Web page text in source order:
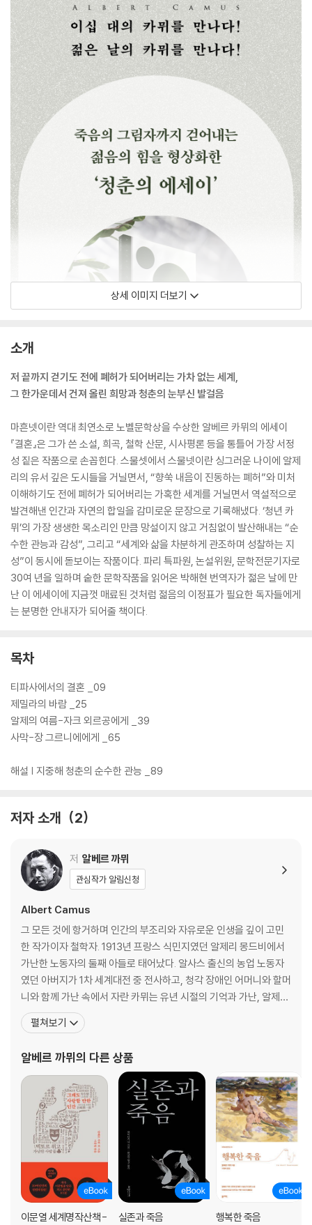
상세 이미지 더보기
소개
저 끝까지 걷기도 전에 폐허가 되어버리는 가차 없는 세계,
그 한가운데서 건져 올린 희망과 청춘의 눈부신 발걸음
마흔넷이란 역대 최연소로 노벨문학상을 수상한 알베르 카뮈의 에세이
『결혼』은 그가 쓴 소설, 희곡, 철학 산문, 시사평론 등을 통틀어 가장 서정
성 짙은 작품으로 손꼽힌다. 스물셋에서 스물넷이란 싱그러운 나이에 알제
리의 유서 깊은 도시들을 거닐면서, “향쑥 내음이 진동하는 폐허”와 미처
이해하기도 전에 폐허가 되어버리는 가혹한 세계를 거닐면서 역설적으로
발견해낸 인간과 자연의 합일을 감미로운 문장으로 기록해냈다. ‘청년 카
뮈’의 가장 생생한 목소리인 만큼 망설이지 않고 거침없이 발산해내는 “순
수한 관능과 감성”, 그리고 “세계와 삶을 차분하게 관조하며 성찰하는 지
성”이 동시에 돋보이는 작품이다. 파리 특파원, 논설위원, 문학전문기자로
30여 년을 일하며 숱한 문학작품을 읽어온 박해현 번역자가 젊은 날에 만
난 이 에세이에 지금껏 매료된 것처럼 젊음의 이정표가 필요한 독자들에게
는 분명한 안내자가 되어줄 책이다.
목차
티파사에서의 결혼 _09
제밀라의 바람 _25
알제의 여름-자크 외르공에게 _39
사막-장 그르니에에게 _65
해설 | 지중해 청춘의 순수한 관능 _89
저자 소개 2
저 알베르 까뮈
관심작가 알림신청
Albert Camus
그 모든 것에 항거하며 인간의 부조리와 자유로운 인생을 깊이 고민
한 작가이자 철학자. 1913년 프랑스 식민지였던 알제리 몽드비에서
가난한 노동자의 둘째 아들로 태어났다. 알사스 출신의 농업 노동자
였던 아버지가 1차 세계대전 중 전사하고, 청각 장애인 어머니와 할머
니와 함께 가난 속에서 자란 카뮈는 유년 시절의 기억과 가난, 알제리
의 빛나는 자연과 알제 서민가의 일상은 카뮈 작품의 뿌리에 내밀하
게 엉기어 있다. 구역의 공립 학교에서 L. 제르맹이라는 훌륭한 스승
알제리에서 보낸 유년기는 그가 작가적 양분을 공급받
펼쳐보기
알베르 까뮈의 다른 상품
이문열 세계명작산책 -
실존과 죽음 행복한 죽음